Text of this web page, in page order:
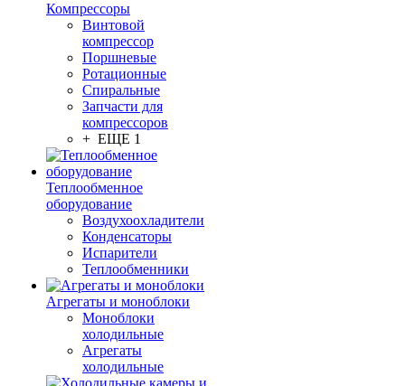
Компрессоры
Винтовой
компрессор
Поршневые
Ротационные
Спиральные
Запчасти для
компрессоров
+ ЕЩЕ 1
Теплообменное
оборудование
Воздухоохладители
Конденсаторы
Испарители
Теплообменники
Агрегаты и моноблоки
Моноблоки
холодильные
Агрегаты
холодильные